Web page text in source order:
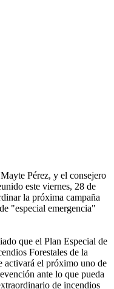
Pérez, y el consejero
este viernes, 28 de
la próxima campaña
"especial emergencia"
que el Plan Especial de
Forestales de la
el próximo uno de
ante lo que pueda
de incendios